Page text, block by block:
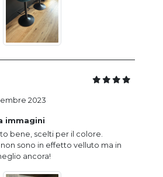
immagini
bene, scelti per il colore.
sono in effetto velluto ma in
ancora!
2023